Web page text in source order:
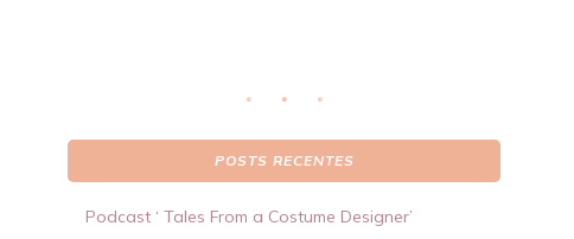
POSTS RECENTES
Podcast ‘ Tales From a Costume Designer’